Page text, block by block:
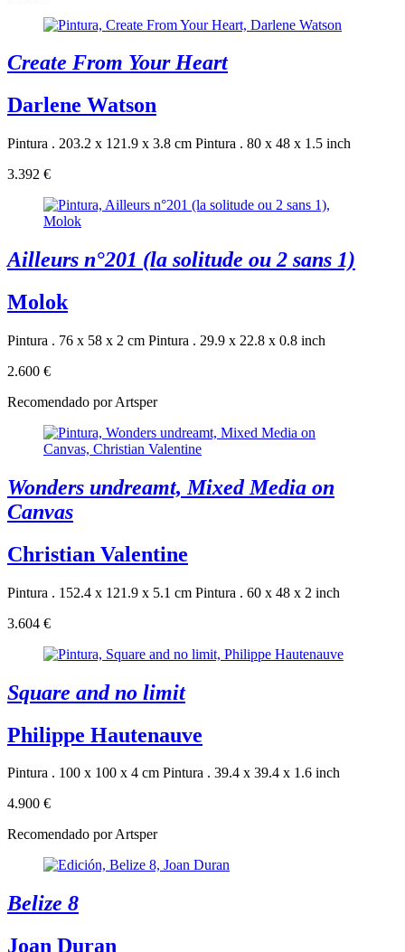
Create From Your Heart
Darlene Watson
Pintura . 203.2 x 121.9 x 3.8 cm Pintura . 80 x 48 x 1.5 inch
3.392 €
Ailleurs n°201 (la solitude ou 2 sans 1)
Molok
Pintura . 76 x 58 x 2 cm Pintura . 29.9 x 22.8 x 0.8 inch
2.600 €
Recomendado por Artsper
Wonders undreamt, Mixed Media on
Canvas
Christian Valentine
Pintura . 152.4 x 121.9 x 5.1 cm Pintura . 60 x 48 x 2 inch
3.604 €
Square and no limit
Philippe Hautenauve
Pintura . 100 x 100 x 4 cm Pintura . 39.4 x 39.4 x 1.6 inch
4.900 €
Recomendado por Artsper
Belize 8
Joan Duran